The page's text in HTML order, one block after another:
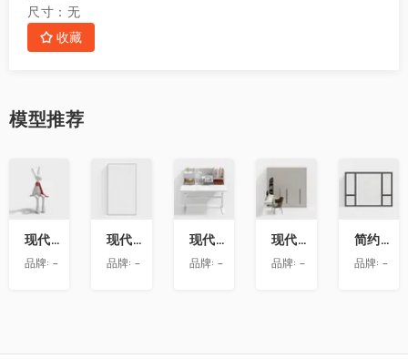
尺寸： 无
收藏
模型推荐
藏
现代兔子艺术雕塑摆件
品牌: -
现代玻璃隔断
品牌: -
收
藏
现代书桌
品牌: -
收
藏
现代衣柜带转角书桌
品牌: -
收
藏
简约房屋推拉窗
品牌: -